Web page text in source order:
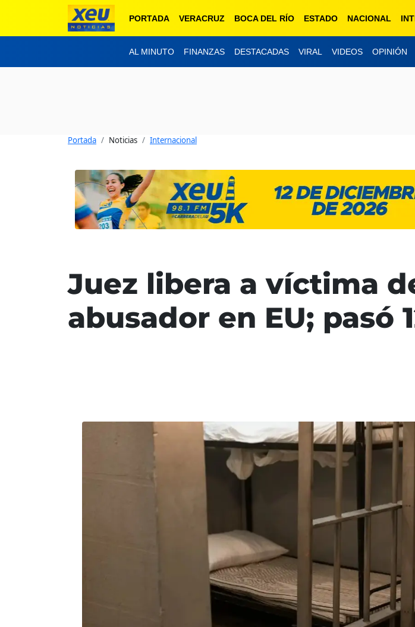
PORTADA VERACRUZ BOCA DEL RÍO ESTADO NACIONAL
AL MINUTO FINANZAS DESTACADAS VIRAL VIDEOS OPINIÓN
Portada Noticias Internacional
Juez libera a víctima
abusador en EU; pasó